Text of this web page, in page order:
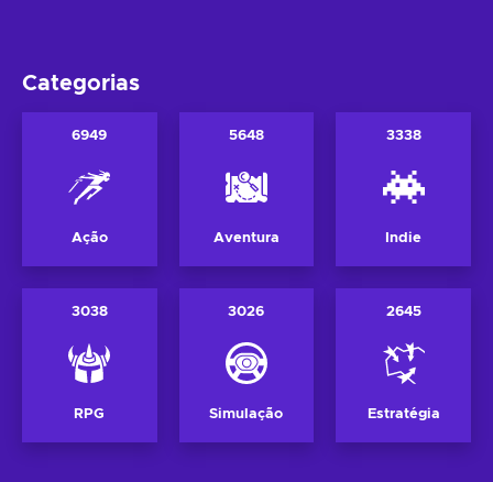
Categorias
6949
Ação
5648
Aventura
3338
Indie
3038
RPG
3026
Simulação
2645
Estratégia